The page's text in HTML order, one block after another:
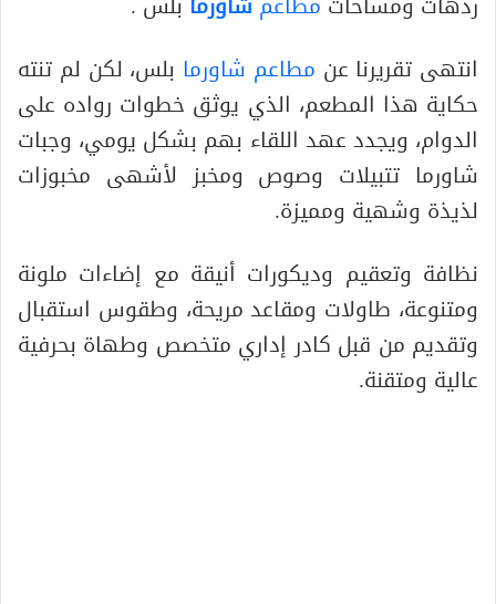
انتهى تقريرنا عن مطاعم شاورما بلس، لكن لم تنته
حكاية هذا المطعم، الذي يوثق خطوات رواده على
الدوام، ويجدد عهد اللقاء بهم بشكل يومي، وجبات
شاورما تتبيلات وصوص ومخبز لأشهى مخبوزات
لذيذة وشهية ومميزة.
نظافة وتعقيم وديكورات أنيقة مع إضاءات ملونة
ومتنوعة، طاولات ومقاعد مريحة، وطقوس استقبال
وتقديم من قبل كادر إداري متخصص وطهاة بحرفية
عالية ومتقنة.